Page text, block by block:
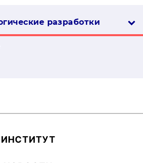
разработки
ИН­СТИ­ТУТ